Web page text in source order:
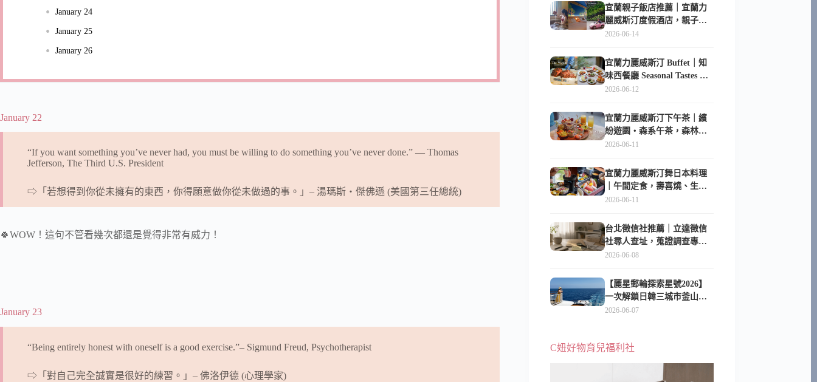
January 24
January 25
January 26
January 22
“If you want something you’ve never had, you must be willing to do something you’ve never done.” — Thomas
Jefferson, The Third U.S. President
⇨「若想得到你從未擁有的東西，你得願意做你從未做過的事。」– 湯瑪斯‧傑佛遜 (美國第三任總統)
🍀WOW！這句不管看幾次都還是覺得非常有威力！
January 23
“Being entirely honest with oneself is a good exercise.”– Sigmund Freud, Psychotherapist
⇨「對自己完全誠實是很好的練習。」– 佛洛伊德 (心理學家)
宜蘭親子飯店推薦｜宜蘭力
麗威斯汀度假酒店，親子
房、Buffet、泳池、兒童俱樂
2026-06-14
宜蘭力麗威斯汀 Buffet｜知
味西餐廳 Seasonal Tastes 晚
餐早餐吃什麼？
2026-06-12
宜蘭力麗威斯汀下午茶｜繽
紛遊園・森系午茶，森林系
甜點超好拍
2026-06-11
宜蘭力麗威斯汀舞日本料理
｜午間定食，壽喜燒、生魚
片與日式包廂空間
2026-06-11
台北徵信社推薦｜立達徵信
社尋人查址，蒐證調查專家
陪你找回失聯的家人
2026-06-08
【麗星郵輪探索星號2026】
一次解鎖日韓三城市釜山、
長崎、那霸｜餐點升級、表
2026-06-07
C妞好物育兒福利社